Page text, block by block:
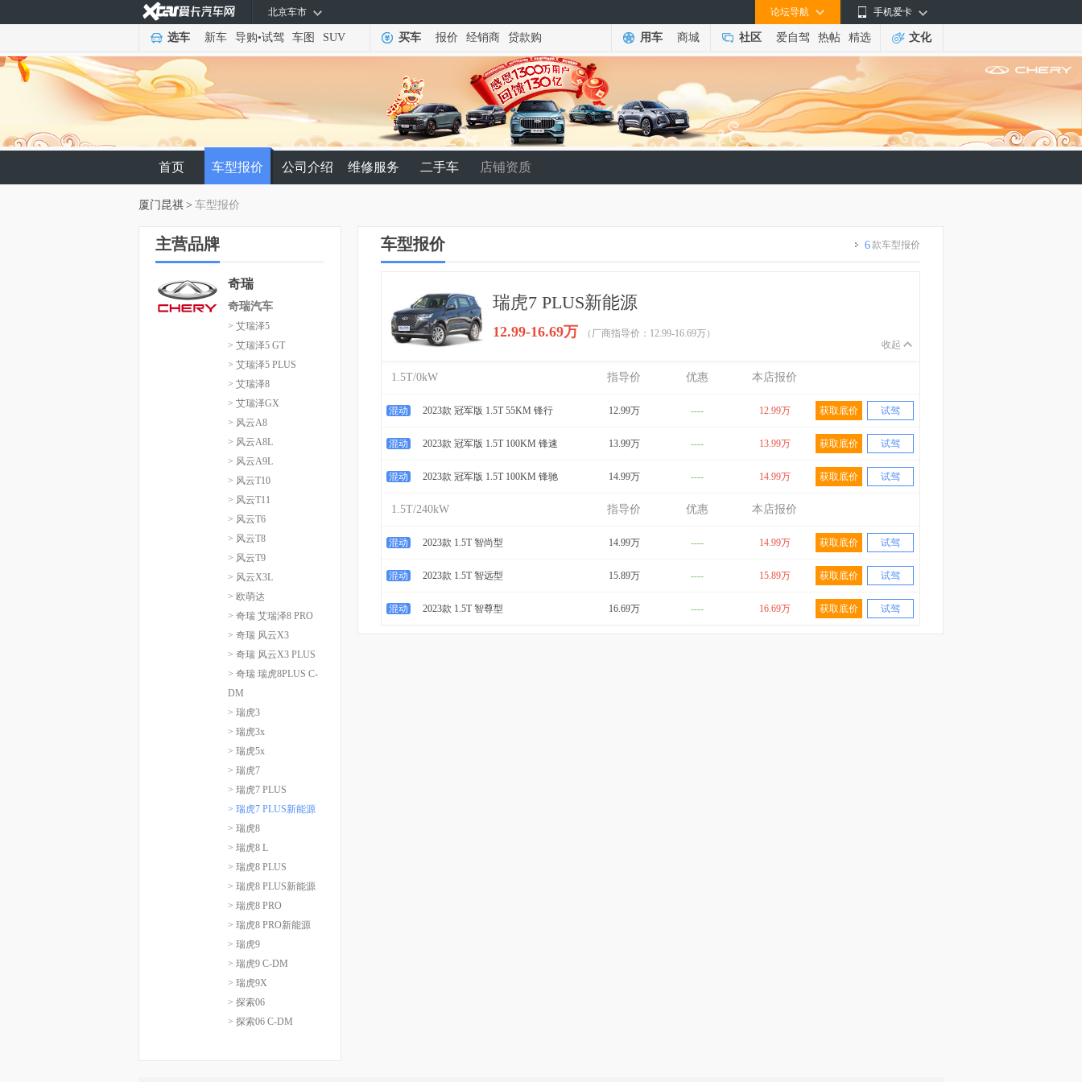
手机爱卡
论坛导航
北京车市
选车 新车 导购•试驾 车图 SUV 买车 报价 经销商 贷款购 用车 商城 社区 爱自驾 热帖 精选 文化
首页 车型报价 公司介绍 维修服务 二手车 店铺资质
厦门昆祺 > 车型报价
主营品牌
奇瑞
奇瑞汽车
> 艾瑞泽5
> 艾瑞泽5 GT
> 艾瑞泽5 PLUS
> 艾瑞泽8
> 艾瑞泽GX
> 风云A8
> 风云A8L
> 风云A9L
> 风云T10
> 风云T11
> 风云T6
> 风云T8
> 风云T9
> 风云X3L
> 欧萌达
> 奇瑞 艾瑞泽8 PRO
> 奇瑞 风云X3
> 奇瑞 风云X3 PLUS
> 奇瑞 瑞虎8PLUS C-
DM
> 瑞虎3
> 瑞虎3x
> 瑞虎5x
> 瑞虎7
> 瑞虎7 PLUS
> 瑞虎7 PLUS新能源
> 瑞虎8
> 瑞虎8 L
> 瑞虎8 PLUS
> 瑞虎8 PLUS新能源
> 瑞虎8 PRO
> 瑞虎8 PRO新能源
> 瑞虎9
> 瑞虎9 C-DM
> 瑞虎9X
> 探索06
> 探索06 C-DM
车型报价 6款车型报价
瑞虎7 PLUS新能源
12.99-16.69万
（厂商指导价：12.99-16.69万）
收起
1.5T/0kW 指导价 优惠 本店报价
混动 2023款 冠军版 1.5T 55KM 锋行 12.99万 ---- 12.99万 获取底价 试驾
混动 2023款 冠军版 1.5T 100KM 锋速 13.99万 ---- 13.99万 获取底价 试驾
混动 2023款 冠军版 1.5T 100KM 锋驰 14.99万 ---- 14.99万 获取底价 试驾
1.5T/240kW 指导价 优惠 本店报价
混动 2023款 1.5T 智尚型 14.99万 ---- 14.99万 获取底价 试驾
混动 2023款 1.5T 智远型 15.89万 ---- 15.89万 获取底价 试驾
混动 2023款 1.5T 智尊型 16.69万 ---- 16.69万 获取底价 试驾